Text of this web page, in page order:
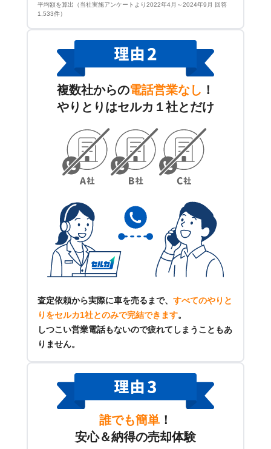
平均額を算出（当社実施アンケートより2022年4月～2024年9月 回答
1,533件）
複数社からの電話営業なし ！
やりとりはセルカ１社とだけ
査定依頼から実際に車を売るまで、 すべてのやりと
りをセルカ1社とのみで完結できます。
しつこい営業電話もないので疲れてしまうこともあ
りません。
誰でも簡単 ！
安心＆納得の売却体験